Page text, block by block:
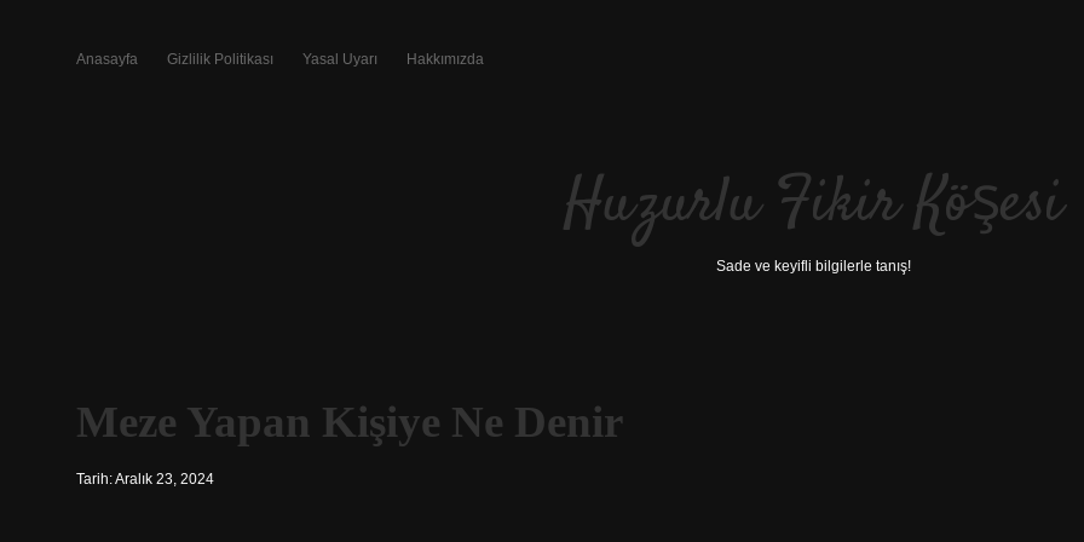
Anasayfa Gizlilik Politikası Yasal Uyarı Hakkımızda
Huzurlu Fikir Köşesi
Sade ve keyifli bilgilerle tanış!
Meze Yapan Kişiye Ne Denir
Tarih: Aralık 23, 2024